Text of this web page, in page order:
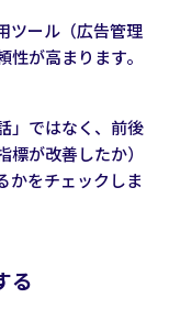
ツール（広告管理
が高まります。
」ではなく、前後
が改善したか）
かをチェックしま
る